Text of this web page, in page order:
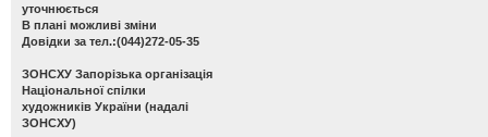
уточнюється
В плані можливі зміни
Довідки за тел.:(044)272-05-35
ЗОНСХУ Запорізька організація
Національної спілки
художників України (надалі
ЗОНСХУ)